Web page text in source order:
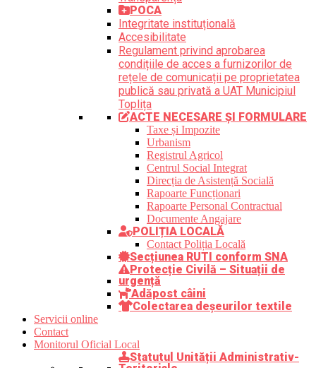
POCA
Integritate instituțională
Accesibilitate
Regulament privind aprobarea
condițiile de acces a furnizorilor de
rețele de comunicații pe proprietatea
publică sau privată a UAT Municipiul
Toplița
ACTE NECESARE ȘI FORMULARE
Taxe și Impozite
Urbanism
Registrul Agricol
Centrul Social Integrat
Direcția de Asistență Socială
Rapoarte Funcționari
Rapoarte Personal Contractual
Documente Angajare
POLIȚIA LOCALĂ
Contact Poliția Locală
Secțiunea RUTI conform SNA
Protecție Civilă – Situații de
urgență
Adăpost câini
Colectarea deșeurilor textile
Servicii online
Contact
Monitorul Oficial Local
Statutul Unității Administrativ-